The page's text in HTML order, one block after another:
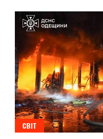
СВІТ